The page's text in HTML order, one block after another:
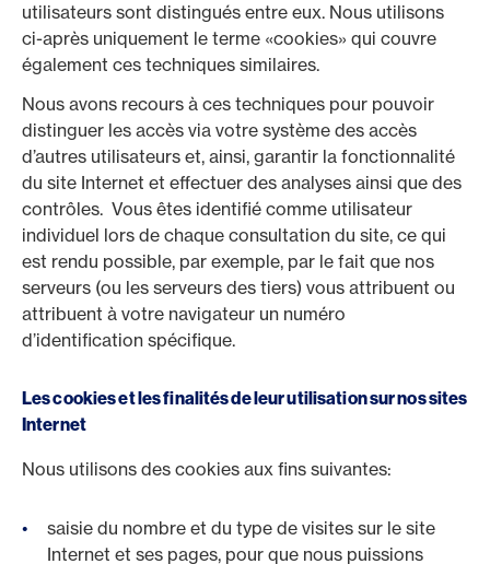
utilisateurs sont distingués entre eux. Nous utilisons
ci-après uniquement le terme «cookies» qui couvre
également ces techniques similaires.
Nous avons recours à ces techniques pour pouvoir
distinguer les accès via votre système des accès
d’autres utilisateurs et, ainsi, garantir la fonctionnalité
du site Internet et effectuer des analyses ainsi que des
contrôles. Vous êtes identifié comme utilisateur
individuel lors de chaque consultation du site, ce qui
est rendu possible, par exemple, par le fait que nos
serveurs (ou les serveurs des tiers) vous attribuent ou
attribuent à votre navigateur un numéro
d’identification spécifique.
Les cookies et les finalités de leur utilisation sur nos sites
Internet
Nous utilisons des cookies aux fins suivantes:
saisie du nombre et du type de visites sur le site
Internet et ses pages, pour que nous puissions